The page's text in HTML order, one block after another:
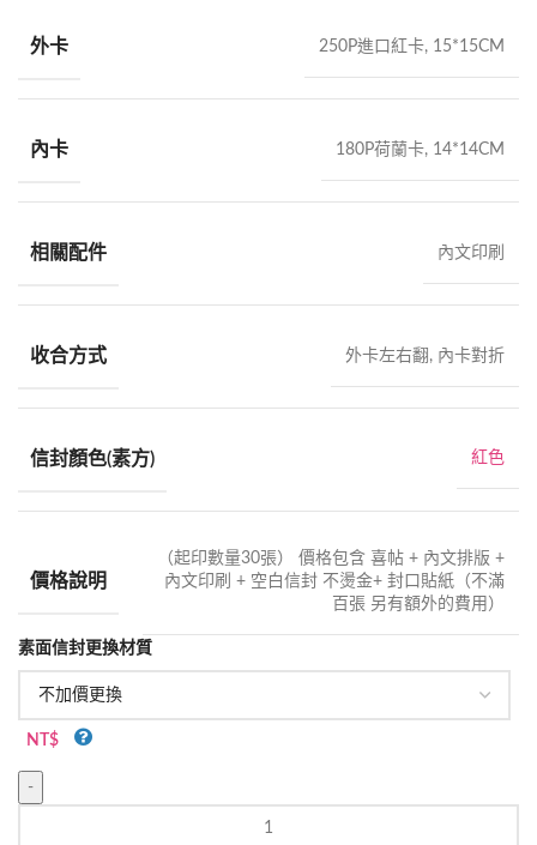
外卡 250P進口紅卡, 15*15CM
內卡 180P荷蘭卡, 14*14CM
相關配件 內文印刷
收合方式 外卡左右翻, 內卡對折
信封顏色(素方) 紅色
價格說明
（起印數量30張） 價格包含 喜帖 + 內文排版 +
內文印刷 + 空白信封 不燙金+ 封口貼紙（不滿
百張 另有額外的費用）
素面信封更換材質
NT$